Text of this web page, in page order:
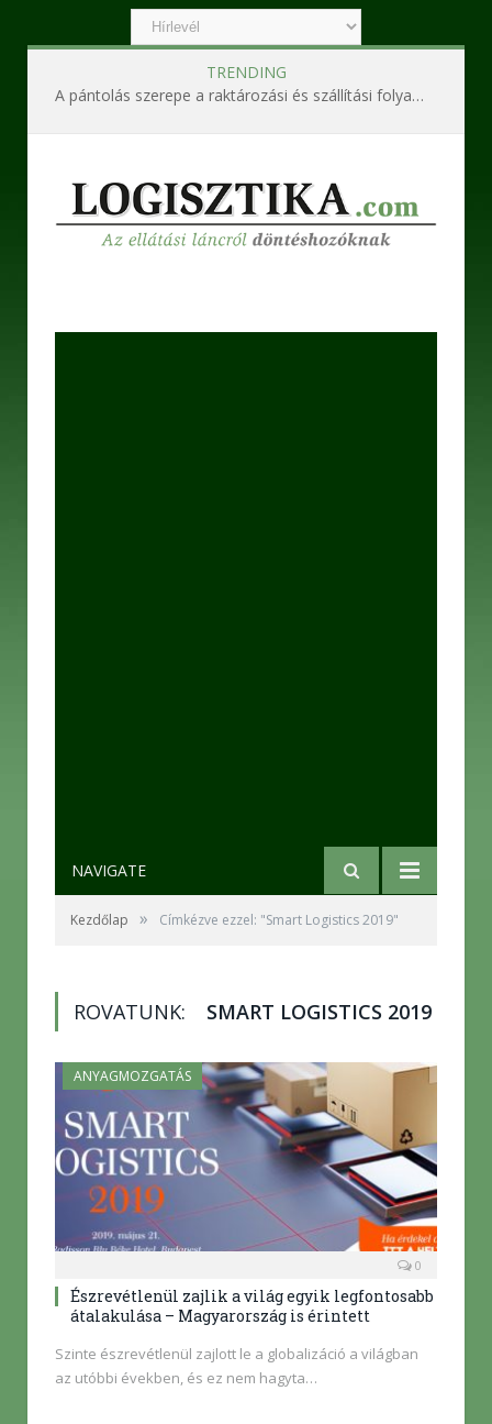
TRENDING
A pántolás szerepe a raktározási és szállítási folyamatokban
NAVIGATE
Kezdőlap » Címkézve ezzel: "Smart Logistics 2019"
ROVATUNK: SMART LOGISTICS 2019
ANYAGMOZGATÁS
0
Észrevétlenül zajlik a világ egyik legfontosabb
átalakulása – Magyarország is érintett
Szinte észrevétlenül zajlott le a globalizáció a világban
az utóbbi években, és ez nem hagyta…